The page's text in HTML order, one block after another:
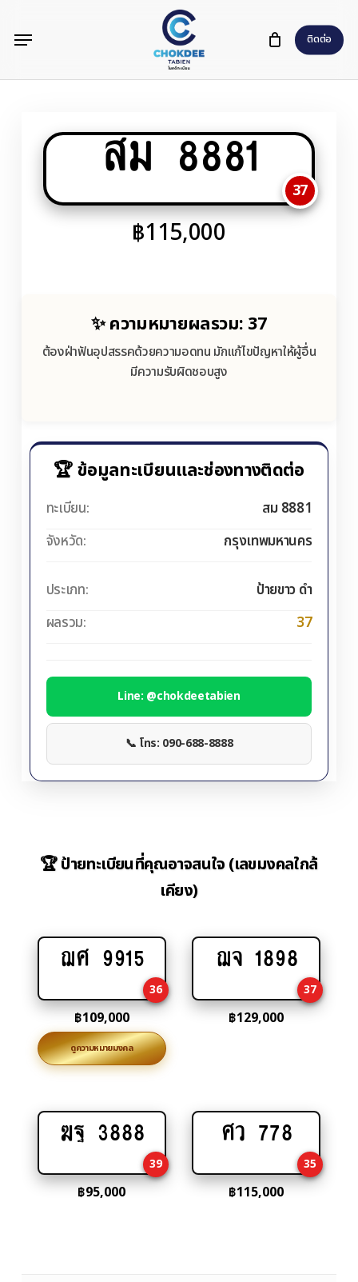
content
ติดต่อ
Menu
สม 8881
37
฿115,000
✨ ความหมายผลรวม: 37
ต้องฝ่าฟันอุปสรรคด้วยความอดทน มักแก้ไขปัญหาให้ผู้อื่น
มีความรับผิดชอบสูง
🏆 ข้อมูลทะเบียนและช่องทางติดต่อ
ทะเบียน:
สม 8881
จังหวัด:
กรุงเทพมหานคร
ประเภท:
ป้ายขาว ดำ
ผลรวม:
37
Line: @chokdeetabien
📞 โทร: 090-688-8888
🏆 ป้ายทะเบียนที่คุณอาจสนใจ (เลขมงคลใกล้
เคียง)
Add
cart
ฌศ 9915
36
฿109,000
ดูความหมายมงคล
Add
cart
ฌจ 1898
37
฿129,000
Add
cart
ฆฐ 3888
39
฿95,000
Add
cart
ศว 778
35
฿115,000